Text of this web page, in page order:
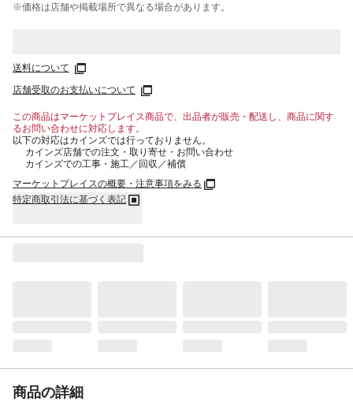
※価格は​店舗や​掲載場所で​異なる​場合が​あります。
送料について
店舗受取のお支払いについて
この商品はマーケットプレイス商品で、出品者が販売・配送し、商品に関す
るお問い合わせに対応します。
以下の対応はカインズでは行っておりません。
カインズ店舗での注文・取り寄せ・お問い合わせ
カインズでの工事・施工／回収／補償
マーケットプレイスの概要・注意事項をみる
特定商取引法に基づく表記
商品の詳細